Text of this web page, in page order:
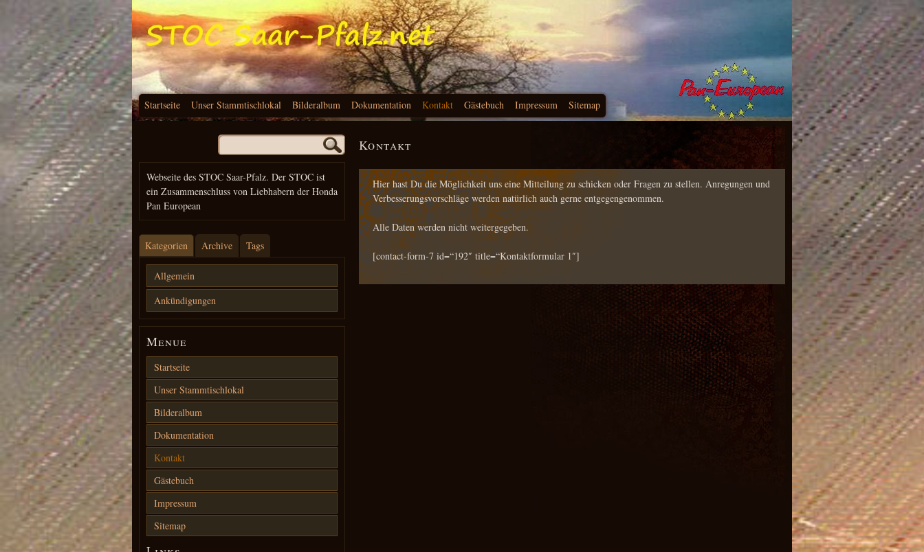
Startseite Unser Stammtischlokal Bilderalbum Dokumentation Kontakt Gästebuch Impressum Sitemap
Kontakt
Hier hast Du die Möglichkeit uns eine Mitteilung zu schicken oder Fragen zu stellen. Anregungen und
Verbesserungsvorschläge werden natürlich auch gerne entgegengenommen.
Alle Daten werden nicht weitergegeben.
[contact-form-7 id=“192″ title=“Kontaktformular 1″]
nach:
Webseite des STOC Saar-Pfalz. Der STOC ist
ein Zusammenschluss von Liebhabern der Honda
Pan European
Kategorien Archive Tags
Allgemein
Ankündigungen
Menue
Startseite
Unser Stammtischlokal
Bilderalbum
Dokumentation
Kontakt
Gästebuch
Impressum
Sitemap